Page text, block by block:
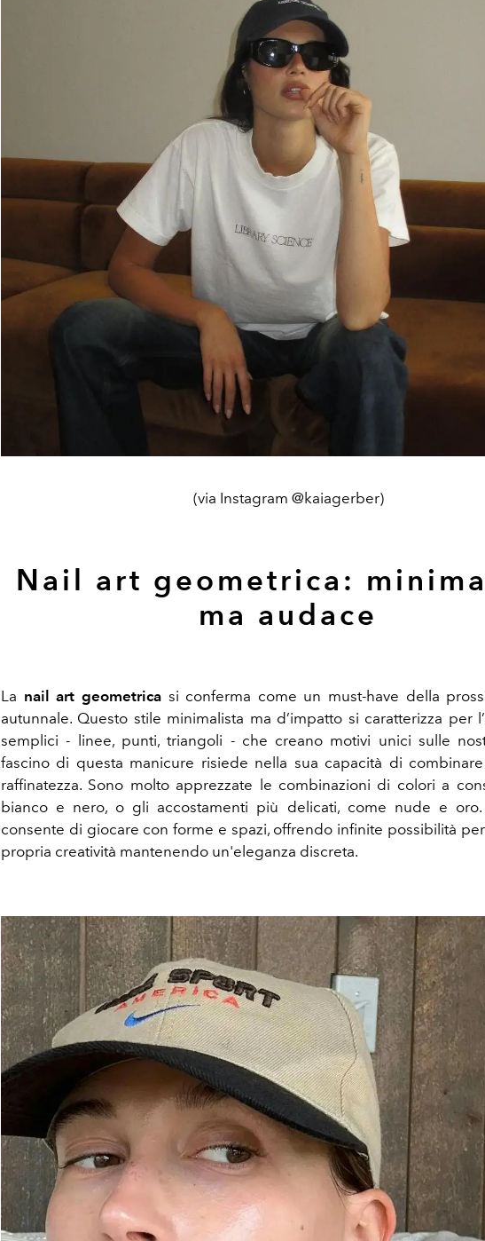
(via Instagram @kaiagerber)
Nail art geometrica:
ma audace
La nail art geometricasi conferma come un must-have della
autunnale. Questo stile minimalista ma d’impatto si caratterizza per
semplici - linee, punti, triangoli - che creano motivi unici sulle
fascino di questa manicure risiede nella sua capacità di
raffinatezza. Sono molto apprezzate le combinazioni di colori a
bianco e nero, o gli accostamenti più delicati, come nude e oro.
consente di giocare con forme e spazi, offrendo infinite possibilità
propria creatività mantenendo un'eleganza discreta.